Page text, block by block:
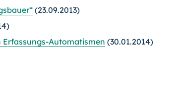
(23.09.2013)
Automatismen (30.01.2014)